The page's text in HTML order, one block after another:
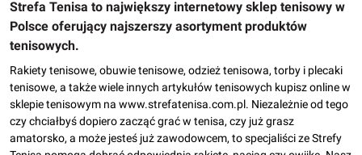
Strefa Tenisa to największy internetowy sklep tenisowy w
Polsce oferujący najszerszy asortyment produktów
tenisowych.
Rakiety tenisowe, obuwie tenisowe, odzież tenisowa, torby i plecaki
tenisowe, a także wiele innych artykułów tenisowych kupisz online w
sklepie tenisowym na www.strefatenisa.com.pl. Niezależnie od tego
czy chciałbyś dopiero zacząć grać w tenisa, czy już grasz
amatorsko, a może jesteś już zawodowcem, to specjaliści ze Strefy